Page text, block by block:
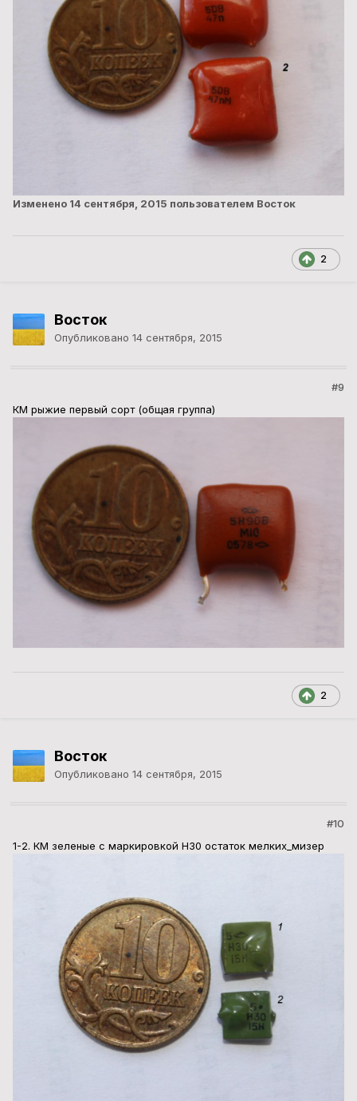
Изменено 14 сентября, 2015 пользователем Восток
2
Восток
Опубликовано 14 сентября, 2015
#9
КМ рыжие первый сорт (общая группа)
2
Восток
Опубликовано 14 сентября, 2015
#10
1-2. КМ зеленые с маркировкой Н30 остаток мелких_мизер